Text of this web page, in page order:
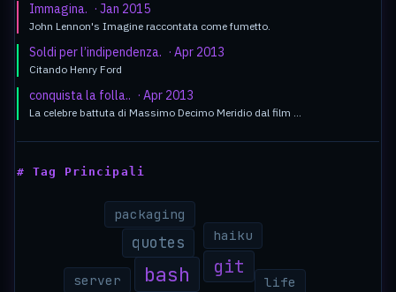
Immagina. · Jan 2015
John Lennon's Imagine raccontata come fumetto.
Soldi per l’indipendenza. · Apr 2013
Citando Henry Ford
conquista la folla.. · Apr 2013
La celebre battuta di Massimo Decimo Meridio dal film …
# Tag Principali
bash git
quotes haiku
life
packaging
server